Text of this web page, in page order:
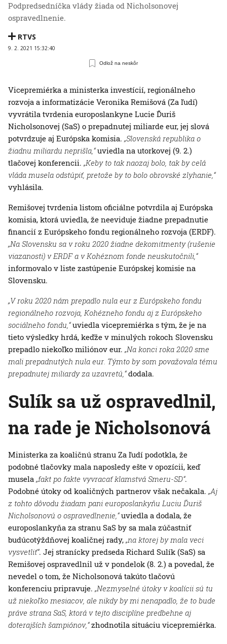
Podpredsedníčka vlády žiada od Nicholsonovej
ospravedlnenie.
RTVS
9. 2. 2021 15:32:40
Odlož na neskôr
Vicepremiérka a ministerka investícií, regionálneho
rozvoja a informatizácie Veronika Remišová (Za ľudí)
vyvrátila tvrdenia europoslankyne Lucie Ďuriš
Nicholsonovej (SaS) o prepadnutej miliarde eur, jej slová
potvrdzuje aj Európska komisia. „Slovenská republika o
žiadnu miliardu neprišla,“uviedla na utorkovej (9. 2.)
tlačovej konferencii. „Keby to tak naozaj bolo, tak by celá
vláda musela odstúpiť, pretože by to bolo obrovské zlyhanie,“
vyhlásila.
Remišovej tvrdenia listom oficiálne potvrdila aj Európska
komisia, ktorá uviedla, že neeviduje žiadne prepadnutie
financií z Európskeho fondu regionálneho rozvoja (ERDF).
„Na Slovensku sa v roku 2020 žiadne dekomitmenty (rušenie
viazanosti) v ERDF a v Kohéznom fonde neuskutočnili,“
informovalo v liste zastúpenie Európskej komisie na
Slovensku.
„V roku 2020 nám prepadlo nula eur z Európskeho fondu
regionálneho rozvoja, Kohézneho fondu aj z Európskeho
sociálneho fondu,“uviedla vicepremiérka s tým, že je na
tieto výsledky hrdá, keďže v minulých rokoch Slovensku
prepadlo niekoľko miliónov eur. „Na konci roka 2020 sme
mali prepadnutých nula eur. Týmto by som považovala tému
prepadnutej miliardy za uzavretú,“dodala.
Sulík sa už ospravedlnil,
na rade je Nicholsonová
Ministerka za koaličnú stranu Za ľudí podotkla, že
podobné tlačovky mala naposledy ešte v opozícii, keď
musela „fakt po fakte vyvracať klamstvá Smeru-SD“.
Podobné útoky od koaličných partnerov však nečakala. „Aj
z tohto dôvodu žiadam pani europoslankyňu Luciu Ďuriš
Nicholsonovú o ospravedlnenie,“uviedla a dodala, že
europoslankyňa za stranu SaS by sa mala zúčastniť
budúcotýždňovej koaličnej rady, „na ktorej by mala veci
vysvetliť“. Jej stranícky predseda Richard Sulík (SaS) sa
Remišovej ospravedlnil už v pondelok (8. 2.) a povedal, že
nevedel o tom, že Nicholsonová takúto tlačovú
konferenciu pripravuje. „Nezmyselné útoky v koalícii sú tu
už niekoľko mesiacov, ale nikdy by mi nenapadlo, že to bude
práve strana SaS, ktorá v tejto disciplíne predbehne aj
doterajších šampiónov,“zhodnotila situáciu vicepremiérka.